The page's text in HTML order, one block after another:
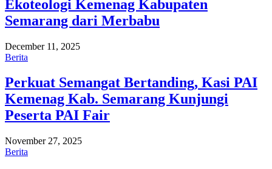
Ekoteologi Kemenag Kabupaten
Semarang dari Merbabu
December 11, 2025
Berita
Perkuat Semangat Bertanding, Kasi PAI
Kemenag Kab. Semarang Kunjungi
Peserta PAI Fair
November 27, 2025
Berita